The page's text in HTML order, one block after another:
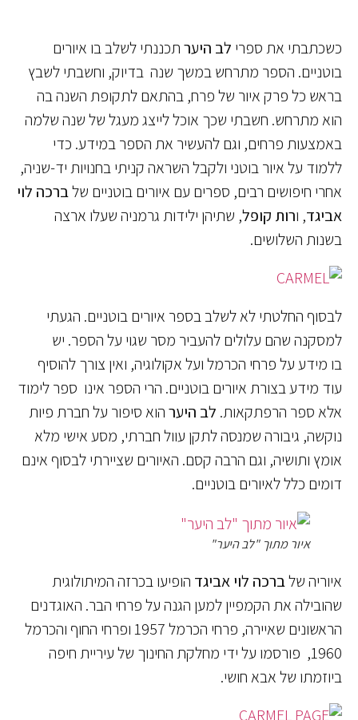
כשכתבתי את ספרי לב היערתכננתי לשלב בו איורים
בוטניים. הספר מתרחש במשך שנה בדיוק, וחשבתי לשבץ
בראש כל פרק איור של פרח, בהתאם לתקופת השנה בה
הוא מתרחש. חשבתי שכך אוכל לייצג מעגל של שנה שלמה
באמצעות פרחים, וגם להעשיר את הספר במידע. כדי
ללמוד על איור בוטני ולקבל השראה קניתי בחנויות יד-שניה,
אחרי חיפושים רבים, ספרים עם איורים בוטניים שלברכה לוי
אביגד, ורות קופל, שתיהן ילידות גרמניה שעלו ארצה
בשנות השלושים.
לבסוף החלטתי לא לשלב בספר איורים בוטניים. הגעתי
למסקנה שהם עלולים להעביר מסר שגוי על הספר. יש
בו מידע על פרחי הכרמל ועל אקולוגיה, ואין צורך להוסיף
עוד מידע בצורת איורים בוטניים. הרי הספר אינו ספר לימוד
אלא ספר הרפתקאות. לב היערהוא סיפור על חברת פיות
נוקשה, גיבורה שמנסה לתקן עוול חברתי, מסע אישי מלא
אומץ ותושיה, וגם הרבה קסם. האיורים שציירתי לבסוף אינם
דומים כלל לאיורים בוטניים.
איור מתוך "לב היער"
איוריה שלברכה לוי אביגד הופיעו בכרזה המיתולוגית
שהובילה את הקמפיין למען הגנה על פרחי הבר. האוגדנים
הראשונים שאיירה, פרחי הכרמל 1957 ופרחי החוף והכרמל
1960, פורסמו על ידי מחלקת החינוך של עיריית חיפה
ביוזמתו של אבא חושי.